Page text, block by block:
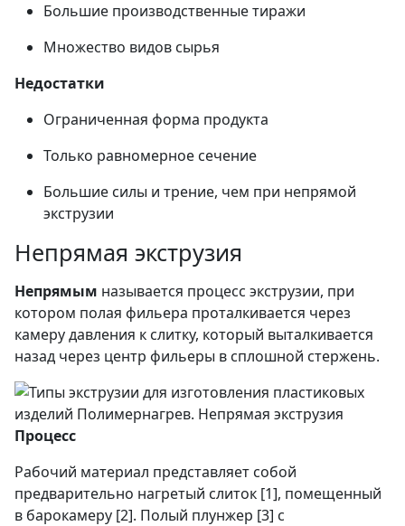
Большие производственные тиражи
Множество видов сырья
Недостатки
Ограниченная форма продукта
Только равномерное сечение
Большие силы и трение, чем при непрямой
экструзии
Непрямая экструзия
Непрямым называется процесс экструзии, при
котором полая фильера проталкивается через
камеру давления к слитку, который выталкивается
назад через центр фильеры в сплошной стержень.
Процесс
Рабочий материал представляет собой
предварительно нагретый слиток [1], помещенный
в барокамеру [2]. Полый плунжер [3] с